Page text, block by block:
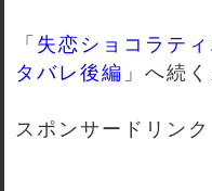
「 失恋ショコラテ
タバレ後編 」へ続く
スポンサードリンク